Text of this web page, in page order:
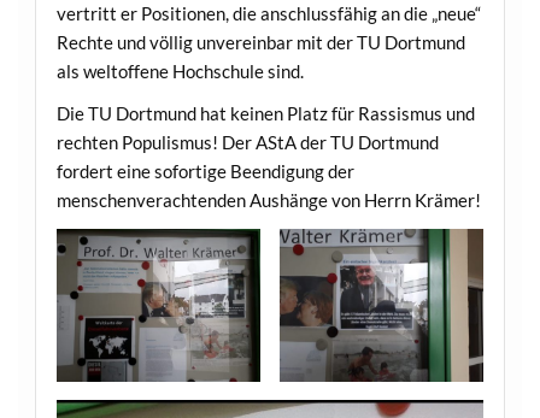
vertritt er Positionen, die anschlussfähig an die „neue“
Rechte und völlig unvereinbar mit der TU Dortmund
als weltoffene Hochschule sind.
Die TU Dortmund hat keinen Platz für Rassismus und
rechten Populismus! Der AStA der TU Dortmund
fordert eine sofortige Beendigung der
menschenverachtenden Aushänge von Herrn Krämer!